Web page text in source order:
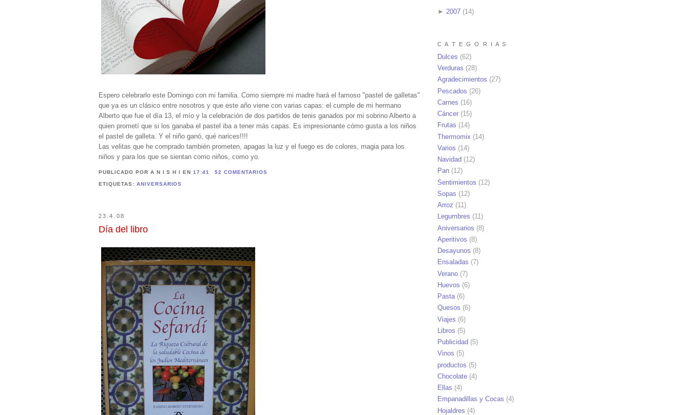
Espero celebrarlo este Domingo con mi familia. Como siempre mi madre hará el famoso "pastel de galletas"
que ya es un clásico entre nosotros y que este año viene con varias capas: el cumple de mi hermano
Alberto que fue el día 13, el mío y la celebración de dos partidos de tenis ganados por mi sobrino Alberto a
quien prometí que si los ganaba el pastel iba a tener más capas. Es impresionante cómo gusta a los niños
el pastel de galleta. Y el niño ganó, qué narices!!!!
Las velitas que he comprado también prometen, apagas la luz y el fuego es de colores, magia para los
niños y para los que se sientan como niños, como yo.
PUBLICADO POR A N I S H IEN17:41 52 COMENTARIOS
ETIQUETAS: ANIVERSARIOS
23.4.08
Día del libro
► 2007 (14)
C A T E G O R I A S
Dulces (62)
Verduras (28)
Agradecimientos (27)
Pescados (26)
Carnes (16)
Cáncer (15)
Frutas (14)
Thermomix (14)
Varios (14)
Navidad (12)
Pan (12)
Sentimientos (12)
Sopas (12)
Arroz (11)
Legumbres (11)
Aniversarios (8)
Aperitivos (8)
Desayunos (8)
Ensaladas (7)
Verano (7)
Huevos (6)
Pasta(6)
Quesos (6)
Viajes (6)
Libros (5)
Publicidad (5)
Vinos (5)
productos (5)
Chocolate (4)
Ellas (4)
Empanadillas y Cocas (4)
Hojaldres (4)